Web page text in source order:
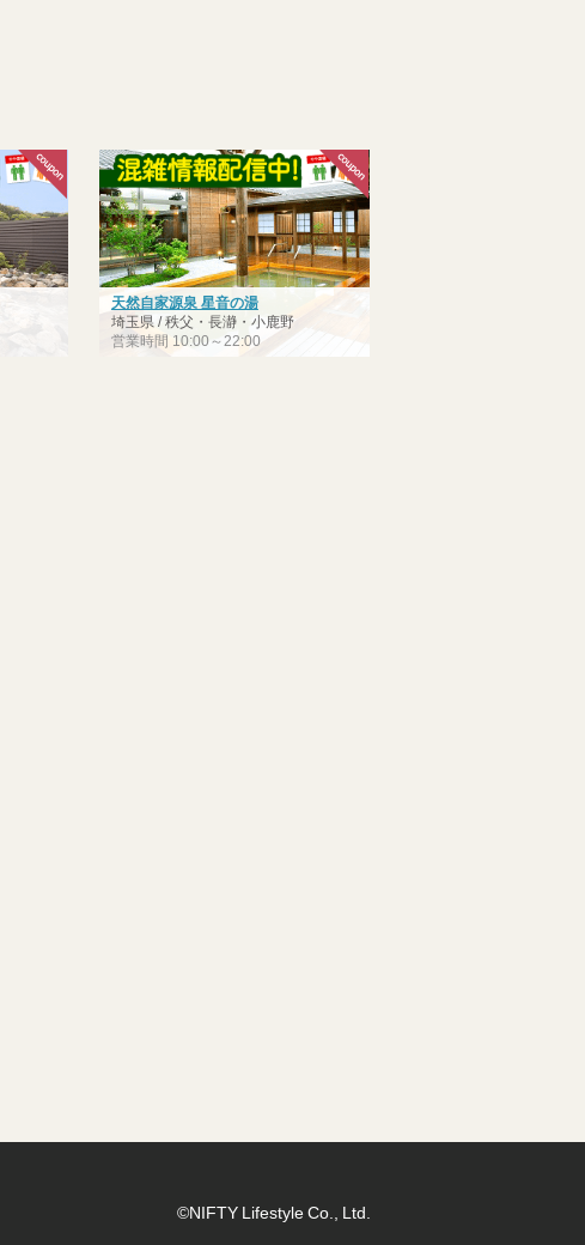
天然自家源泉 星音の湯
埼玉県 / 秩父・長瀞・小鹿野
営業時間 10:00～22:00
©NIFTY Lifestyle Co., Ltd.